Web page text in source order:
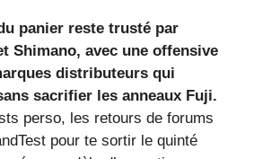
panier reste trusté par
Shimano, avec une offensive
distributeurs qui
sacrifier les anneaux Fuji.
perso, les retours de forums
pour te sortir le quinté